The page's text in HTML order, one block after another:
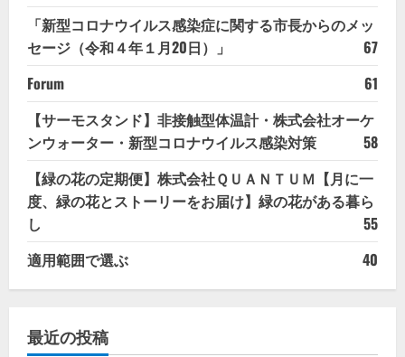
「新型コロナウイルス感染症に関する市長からのメッ
セージ（令和４年１月20日）」
67
Forum
61
【サーモスタンド】非接触型体温計・株式会社オーケ
ンウォーター・新型コロナウイルス感染対策
58
【緑の花の定期便】株式会社ＱＵＡＮＴＵＭ【月に一
度、緑の花とストーリーをお届け】緑の花がある暮ら
し
55
適用範囲で選ぶ
40
最近の投稿